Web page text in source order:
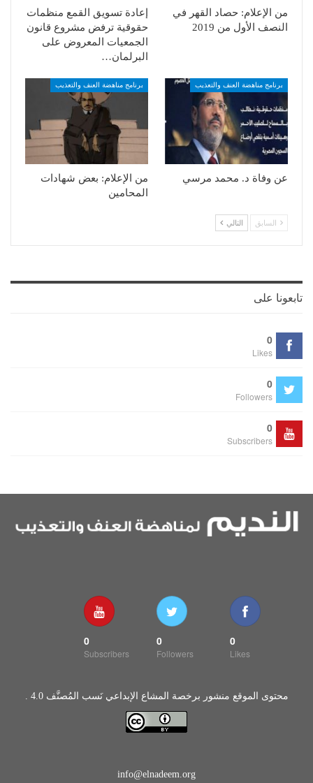
من الإعلام: حصاد القهر في
النصف الأول من 2019
إعادة تسويق القمع منظمات
حقوقية ترفض مشروع قانون
الجمعيات المعروض على
البرلمان…
برنامج مناهضة العنف والتعذيب
عن وفاة د. محمد مرسي
برنامج مناهضة العنف والتعذيب
من الإعلام: بعض شهادات
المحامين
السابق التالي
تابعونا على
0
Likes
0
Followers
0
Subscribers
0
Likes
0
Followers
0
Subscribers
محتوى الموقع منشور برخصة المشاع الإبداعي نَسب المُصنَّف 4.0 .
info@elnadeem.org